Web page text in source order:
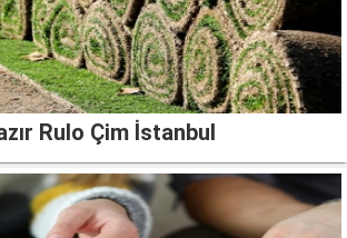
Rulo Çim İstanbul